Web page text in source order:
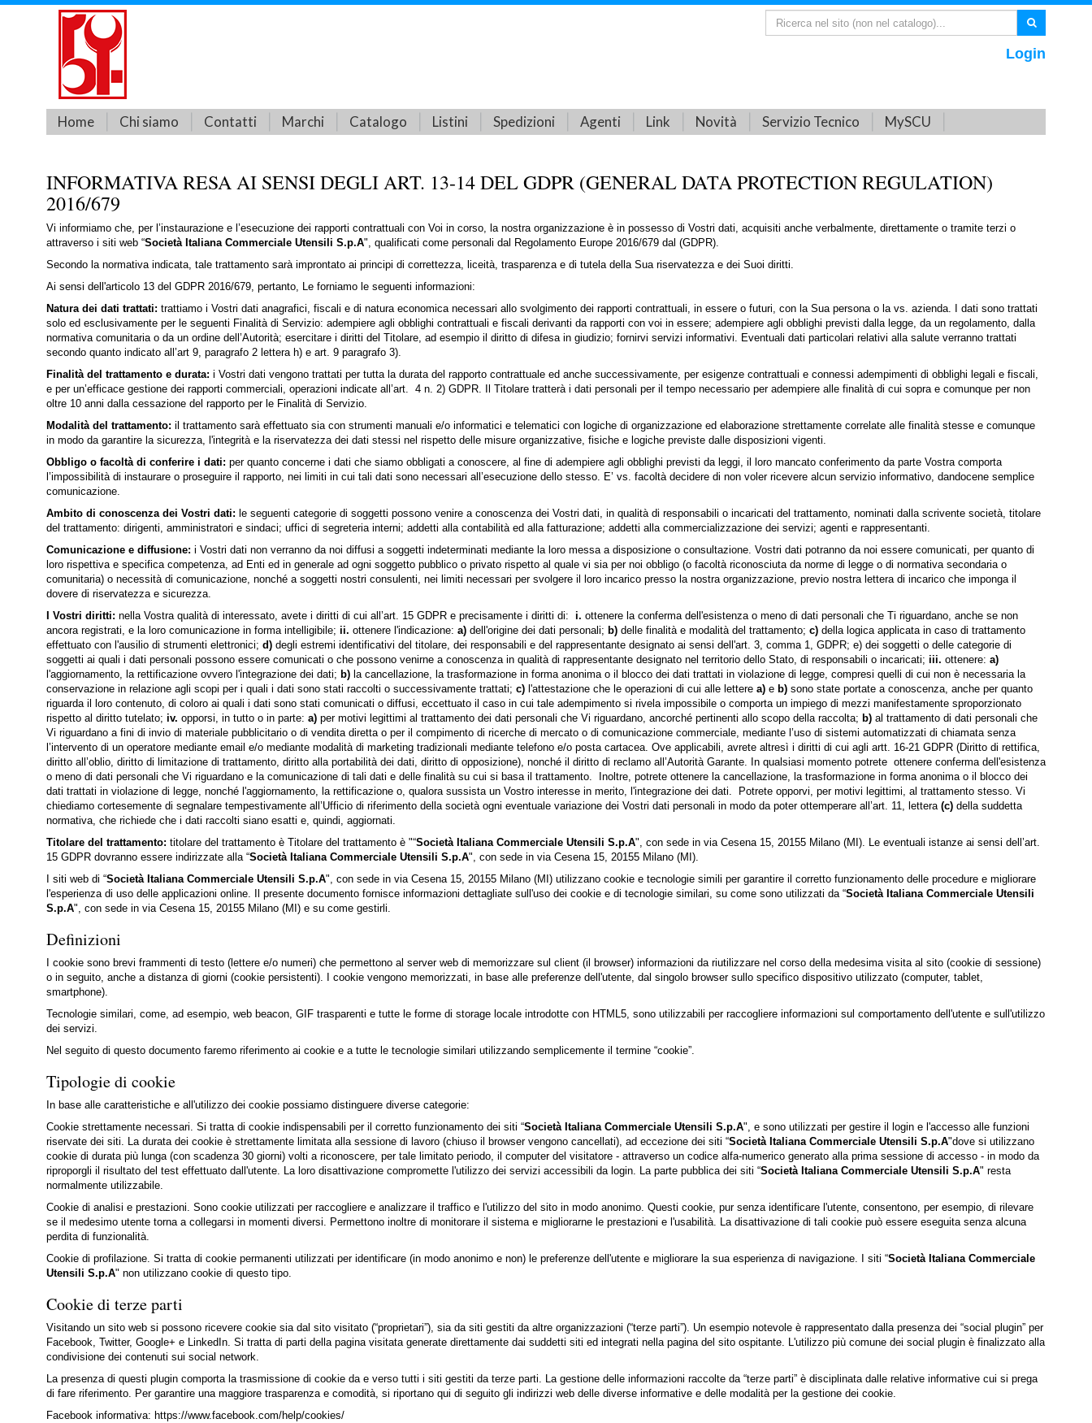
Login
Home Chi siamo Contatti Marchi Catalogo Listini Spedizioni Agenti Link Novità Servizio Tecnico MySCU
INFORMATIVA RESA AI SENSI DEGLI ART. 13-14 DEL GDPR (GENERAL DATA PROTECTION REGULATION)
2016/679
Vi informiamo che, per l’instaurazione e l’esecuzione dei rapporti contrattuali con Voi in corso, la nostra organizzazione è in possesso di Vostri dati, acquisiti anche verbalmente, direttamente o tramite terzi o
attraverso i siti web “Società Italiana Commerciale Utensili S.p.A", qualificati come personali dal Regolamento Europe 2016/679 dal (GDPR).
Secondo la normativa indicata, tale trattamento sarà improntato ai principi di correttezza, liceità, trasparenza e di tutela della Sua riservatezza e dei Suoi diritti.
Ai sensi dell'articolo 13 del GDPR 2016/679, pertanto, Le forniamo le seguenti informazioni:
Natura dei dati trattati: trattiamo i Vostri dati anagrafici, fiscali e di natura economica necessari allo svolgimento dei rapporti contrattuali, in essere o futuri, con la Sua persona o la vs. azienda. I dati sono trattati
solo ed esclusivamente per le seguenti Finalità di Servizio: adempiere agli obblighi contrattuali e fiscali derivanti da rapporti con voi in essere; adempiere agli obblighi previsti dalla legge, da un regolamento, dalla
normativa comunitaria o da un ordine dell’Autorità; esercitare i diritti del Titolare, ad esempio il diritto di difesa in giudizio; fornirvi servizi informativi. Eventuali dati particolari relativi alla salute verranno trattati
secondo quanto indicato all’art 9, paragrafo 2 lettera h) e art. 9 paragrafo 3).
Finalità del trattamento e durata: i Vostri dati vengono trattati per tutta la durata del rapporto contrattuale ed anche successivamente, per esigenze contrattuali e connessi adempimenti di obblighi legali e fiscali,
e per un’efficace gestione dei rapporti commerciali, operazioni indicate all’art. 4 n. 2) GDPR. Il Titolare tratterà i dati personali per il tempo necessario per adempiere alle finalità di cui sopra e comunque per non
oltre 10 anni dalla cessazione del rapporto per le Finalità di Servizio.
Modalità del trattamento: il trattamento sarà effettuato sia con strumenti manuali e/o informatici e telematici con logiche di organizzazione ed elaborazione strettamente correlate alle finalità stesse e comunque
in modo da garantire la sicurezza, l'integrità e la riservatezza dei dati stessi nel rispetto delle misure organizzative, fisiche e logiche previste dalle disposizioni vigenti.
Obbligo o facoltà di conferire i dati: per quanto concerne i dati che siamo obbligati a conoscere, al fine di adempiere agli obblighi previsti da leggi, il loro mancato conferimento da parte Vostra comporta
l’impossibilità di instaurare o proseguire il rapporto, nei limiti in cui tali dati sono necessari all’esecuzione dello stesso. E’ vs. facoltà decidere di non voler ricevere alcun servizio informativo, dandocene semplice
comunicazione.
Ambito di conoscenza dei Vostri dati: le seguenti categorie di soggetti possono venire a conoscenza dei Vostri dati, in qualità di responsabili o incaricati del trattamento, nominati dalla scrivente società, titolare
del trattamento: dirigenti, amministratori e sindaci; uffici di segreteria interni; addetti alla contabilità ed alla fatturazione; addetti alla commercializzazione dei servizi; agenti e rappresentanti.
Comunicazione e diffusione: i Vostri dati non verranno da noi diffusi a soggetti indeterminati mediante la loro messa a disposizione o consultazione. Vostri dati potranno da noi essere comunicati, per quanto di
loro rispettiva e specifica competenza, ad Enti ed in generale ad ogni soggetto pubblico o privato rispetto al quale vi sia per noi obbligo (o facoltà riconosciuta da norme di legge o di normativa secondaria o
comunitaria) o necessità di comunicazione, nonché a soggetti nostri consulenti, nei limiti necessari per svolgere il loro incarico presso la nostra organizzazione, previo nostra lettera di incarico che imponga il
dovere di riservatezza e sicurezza.
I Vostri diritti: nella Vostra qualità di interessato, avete i diritti di cui all’art. 15 GDPR e precisamente i diritti di: i. ottenere la conferma dell'esistenza o meno di dati personali che Ti riguardano, anche se non
ancora registrati, e la loro comunicazione in forma intelligibile; ii. ottenere l'indicazione: a) dell'origine dei dati personali; b) delle finalità e modalità del trattamento; c) della logica applicata in caso di trattamento
effettuato con l'ausilio di strumenti elettronici; d) degli estremi identificativi del titolare, dei responsabili e del rappresentante designato ai sensi dell'art. 3, comma 1, GDPR; e) dei soggetti o delle categorie di
soggetti ai quali i dati personali possono essere comunicati o che possono venirne a conoscenza in qualità di rappresentante designato nel territorio dello Stato, di responsabili o incaricati; iii. ottenere: a)
l'aggiornamento, la rettificazione ovvero l'integrazione dei dati; b) la cancellazione, la trasformazione in forma anonima o il blocco dei dati trattati in violazione di legge, compresi quelli di cui non è necessaria la
conservazione in relazione agli scopi per i quali i dati sono stati raccolti o successivamente trattati; c) l'attestazione che le operazioni di cui alle lettere a) e b) sono state portate a conoscenza, anche per quanto
riguarda il loro contenuto, di coloro ai quali i dati sono stati comunicati o diffusi, eccettuato il caso in cui tale adempimento si rivela impossibile o comporta un impiego di mezzi manifestamente sproporzionato
rispetto al diritto tutelato; iv. opporsi, in tutto o in parte: a) per motivi legittimi al trattamento dei dati personali che Vi riguardano, ancorché pertinenti allo scopo della raccolta; b) al trattamento di dati personali che
Vi riguardano a fini di invio di materiale pubblicitario o di vendita diretta o per il compimento di ricerche di mercato o di comunicazione commerciale, mediante l’uso di sistemi automatizzati di chiamata senza
l’intervento di un operatore mediante email e/o mediante modalità di marketing tradizionali mediante telefono e/o posta cartacea. Ove applicabili, avrete altresì i diritti di cui agli artt. 16-21 GDPR (Diritto di rettifica,
diritto all’oblio, diritto di limitazione di trattamento, diritto alla portabilità dei dati, diritto di opposizione), nonché il diritto di reclamo all’Autorità Garante. In qualsiasi momento potrete ottenere conferma dell'esistenza
o meno di dati personali che Vi riguardano e la comunicazione di tali dati e delle finalità su cui si basa il trattamento. Inoltre, potrete ottenere la cancellazione, la trasformazione in forma anonima o il blocco dei
dati trattati in violazione di legge, nonché l'aggiornamento, la rettificazione o, qualora sussista un Vostro interesse in merito, l'integrazione dei dati. Potrete opporvi, per motivi legittimi, al trattamento stesso. Vi
chiediamo cortesemente di segnalare tempestivamente all’Ufficio di riferimento della società ogni eventuale variazione dei Vostri dati personali in modo da poter ottemperare all’art. 11, lettera (c) della suddetta
normativa, che richiede che i dati raccolti siano esatti e, quindi, aggiornati.
Titolare del trattamento: titolare del trattamento è Titolare del trattamento è "“Società Italiana Commerciale Utensili S.p.A", con sede in via Cesena 15, 20155 Milano (MI). Le eventuali istanze ai sensi dell’art.
15 GDPR dovranno essere indirizzate alla “Società Italiana Commerciale Utensili S.p.A", con sede in via Cesena 15, 20155 Milano (MI).
I siti web di “Società Italiana Commerciale Utensili S.p.A", con sede in via Cesena 15, 20155 Milano (MI) utilizzano cookie e tecnologie simili per garantire il corretto funzionamento delle procedure e migliorare
l'esperienza di uso delle applicazioni online. Il presente documento fornisce informazioni dettagliate sull'uso dei cookie e di tecnologie similari, su come sono utilizzati da “Società Italiana Commerciale Utensili
S.p.A", con sede in via Cesena 15, 20155 Milano (MI) e su come gestirli.
Definizioni
I cookie sono brevi frammenti di testo (lettere e/o numeri) che permettono al server web di memorizzare sul client (il browser) informazioni da riutilizzare nel corso della medesima visita al sito (cookie di sessione)
o in seguito, anche a distanza di giorni (cookie persistenti). I cookie vengono memorizzati, in base alle preferenze dell'utente, dal singolo browser sullo specifico dispositivo utilizzato (computer, tablet,
smartphone).
Tecnologie similari, come, ad esempio, web beacon, GIF trasparenti e tutte le forme di storage locale introdotte con HTML5, sono utilizzabili per raccogliere informazioni sul comportamento dell'utente e sull'utilizzo
dei servizi.
Nel seguito di questo documento faremo riferimento ai cookie e a tutte le tecnologie similari utilizzando semplicemente il termine “cookie”.
Tipologie di cookie
In base alle caratteristiche e all'utilizzo dei cookie possiamo distinguere diverse categorie:
Cookie strettamente necessari. Si tratta di cookie indispensabili per il corretto funzionamento dei siti “Società Italiana Commerciale Utensili S.p.A", e sono utilizzati per gestire il login e l'accesso alle funzioni
riservate dei siti. La durata dei cookie è strettamente limitata alla sessione di lavoro (chiuso il browser vengono cancellati), ad eccezione dei siti “Società Italiana Commerciale Utensili S.p.A"dove si utilizzano
cookie di durata più lunga (con scadenza 30 giorni) volti a riconoscere, per tale limitato periodo, il computer del visitatore - attraverso un codice alfa-numerico generato alla prima sessione di accesso - in modo da
riproporgli il risultato del test effettuato dall'utente. La loro disattivazione compromette l'utilizzo dei servizi accessibili da login. La parte pubblica dei siti “Società Italiana Commerciale Utensili S.p.A" resta
normalmente utilizzabile.
Cookie di analisi e prestazioni. Sono cookie utilizzati per raccogliere e analizzare il traffico e l'utilizzo del sito in modo anonimo. Questi cookie, pur senza identificare l'utente, consentono, per esempio, di rilevare
se il medesimo utente torna a collegarsi in momenti diversi. Permettono inoltre di monitorare il sistema e migliorarne le prestazioni e l'usabilità. La disattivazione di tali cookie può essere eseguita senza alcuna
perdita di funzionalità.
Cookie di profilazione. Si tratta di cookie permanenti utilizzati per identificare (in modo anonimo e non) le preferenze dell'utente e migliorare la sua esperienza di navigazione. I siti “Società Italiana Commerciale
Utensili S.p.A" non utilizzano cookie di questo tipo.
Cookie di terze parti
Visitando un sito web si possono ricevere cookie sia dal sito visitato (“proprietari”), sia da siti gestiti da altre organizzazioni (“terze parti”). Un esempio notevole è rappresentato dalla presenza dei “social plugin” per
Facebook, Twitter, Google+ e LinkedIn. Si tratta di parti della pagina visitata generate direttamente dai suddetti siti ed integrati nella pagina del sito ospitante. L'utilizzo più comune dei social plugin è finalizzato alla
condivisione dei contenuti sui social network.
La presenza di questi plugin comporta la trasmissione di cookie da e verso tutti i siti gestiti da terze parti. La gestione delle informazioni raccolte da “terze parti” è disciplinata dalle relative informative cui si prega
di fare riferimento. Per garantire una maggiore trasparenza e comodità, si riportano qui di seguito gli indirizzi web delle diverse informative e delle modalità per la gestione dei cookie.
Facebook informativa: https://www.facebook.com/help/cookies/